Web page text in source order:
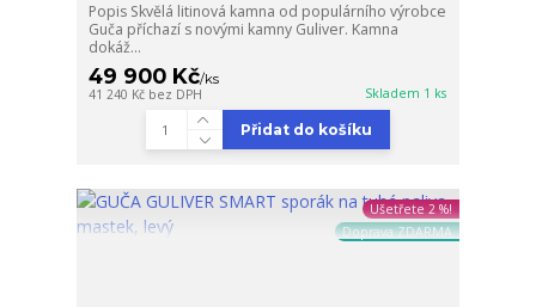
Popis Skvělá litinová kamna od populárního výrobce
Guča příchazí s novými kamny Guliver. Kamna
dokáž...
49 900 Kč/ks
41 240 Kč bez DPH Skladem 1 ks
Přidat do košíku
Ušetřete 2 %!
Doprava ZDARMA